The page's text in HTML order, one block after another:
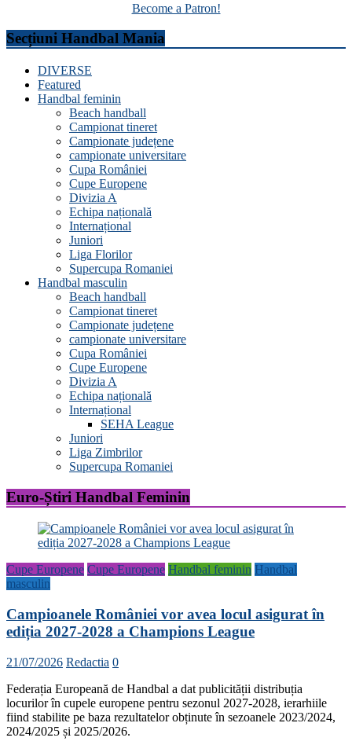
Become a Patron!
Secțiuni Handbal Mania
DIVERSE
Featured
Handbal feminin
Beach handball
Campionat tineret
Campionate județene
campionate universitare
Cupa României
Cupe Europene
Divizia A
Echipa națională
Internațional
Juniori
Liga Florilor
Supercupa Romaniei
Handbal masculin
Beach handball
Campionat tineret
Campionate județene
campionate universitare
Cupa României
Cupe Europene
Divizia A
Echipa națională
Internațional
SEHA League
Juniori
Liga Zimbrilor
Supercupa Romaniei
Euro-Știri Handbal Feminin
Cupe Europene Cupe Europene Handbal feminin Handbal
masculin
Campioanele României vor avea locul asigurat în
ediția 2027-2028 a Champions League
21/07/2026 Redactia 0
Federația Europeană de Handbal a dat publicității distribuția
locurilor în cupele europene pentru sezonul 2027-2028, ierarhiile
fiind stabilite pe baza rezultatelor obținute în sezoanele 2023/2024,
2024/2025 și 2025/2026.